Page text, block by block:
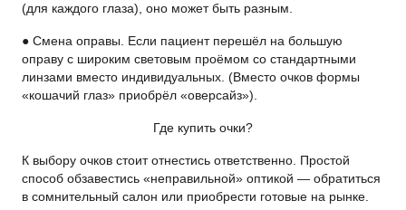
(для каждого глаза), оно может быть разным.
● Смена оправы. Если пациент перешёл на большую
оправу с широким световым проёмом со стандартными
линзами вместо индивидуальных. (Вместо очков формы
«кошачий глаз» приобрёл «оверсайз»).
Где купить очки?
К выбору очков стоит отнестись ответственно. Простой
способ обзавестись «неправильной» оптикой — обратиться
в сомнительный салон или приобрести готовые на рынке.